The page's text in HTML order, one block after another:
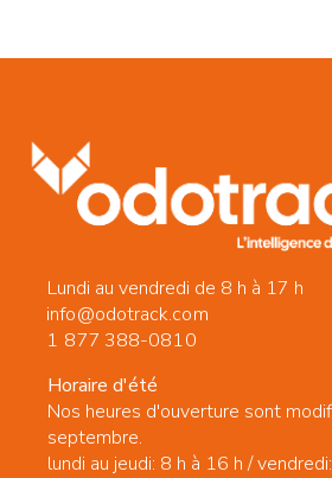
Lundi au vendredi de 8 h à 17 h
info@odotrack.com
1 877 388-0810
Horaire d'été
Nos heures d'ouverture sont
septembre.
lundi au jeudi: 8 h à 16 h /